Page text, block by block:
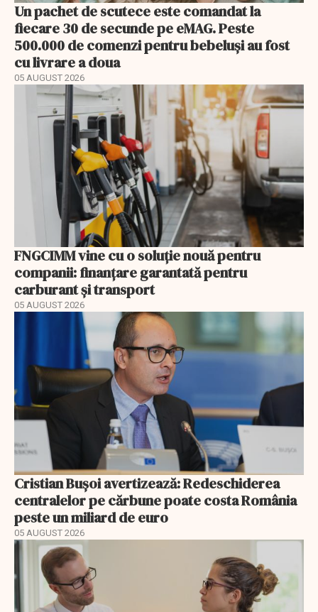
Un pachet de scutece este comandat la
fiecare 30 de secunde pe eMAG. Peste
500.000 de comenzi pentru bebeluși au fost
cu livrare a doua
05 AUGUST 2026
FNGCIMM vine cu o soluție nouă pentru
companii: finanțare garantată pentru
carburant și transport
05 AUGUST 2026
Cristian Bușoi avertizează: Redeschiderea
centralelor pe cărbune poate costa România
peste un miliard de euro
05 AUGUST 2026